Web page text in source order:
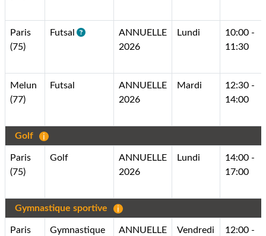
Paris
(75)
Futsal
ANNUELLE
2026
Lundi
10:00 -
11:30
Melun
(77)
Futsal
ANNUELLE
2026
Mardi
12:30 -
14:00
Golf
Paris
(75)
Golf
ANNUELLE
2026
Lundi
14:00 -
17:00
Gymnastique sportive
Paris
Gymnastique
ANNUELLE
Vendredi
12:00 -